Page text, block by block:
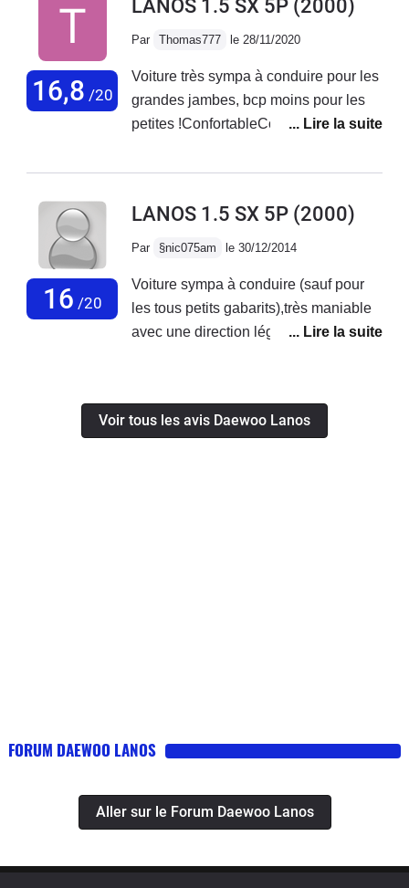
16,8 /20
LANOS 1.5 SX 5P (2000)
Par Thomas777 le 28/11/2020
Voiture très sympa à conduire pour les
grandes jambes, bcp moins pour les
petites !ConfortableConso un peu
vaillant.Voiture très maniable mais
assistée.Freinage moyen. Tenue de
route correcteAvant un peu long-—-----
-----------------------__--------__----------------
------___----_------------
16 /20
LANOS 1.5 SX 5P (2000)
Par §nic075am le 30/12/2014
Voiture sympa à conduire (sauf pour
les tous petits gabarits),très maniable
avec une direction légère mais un
tire un peu dans les très "linéaires"
86CV du 1,5L GMMécanique GM
Voir tous les avis Daewoo Lanos
FORUM DAEWOO LANOS
Aller sur le Forum Daewoo Lanos